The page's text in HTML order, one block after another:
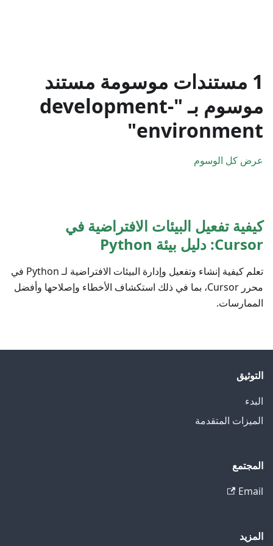
1 مستندات موسومة مستند
موسوم بـ "development-
environment"
عرض كل الوسوم
كيفية تفعيل البيئات الافتراضية في
Cursor: دليل بيئة Python
تعلم كيفية إنشاء وتفعيل وإدارة البيئات الافتراضية لـ Python في
محرر Cursor، بما في ذلك استكشاف الأخطاء وإصلاحها وأفضل
الممارسات.
التوثيق
البدء
الميزات المتقدمة
المجتمع
Email
المزيد